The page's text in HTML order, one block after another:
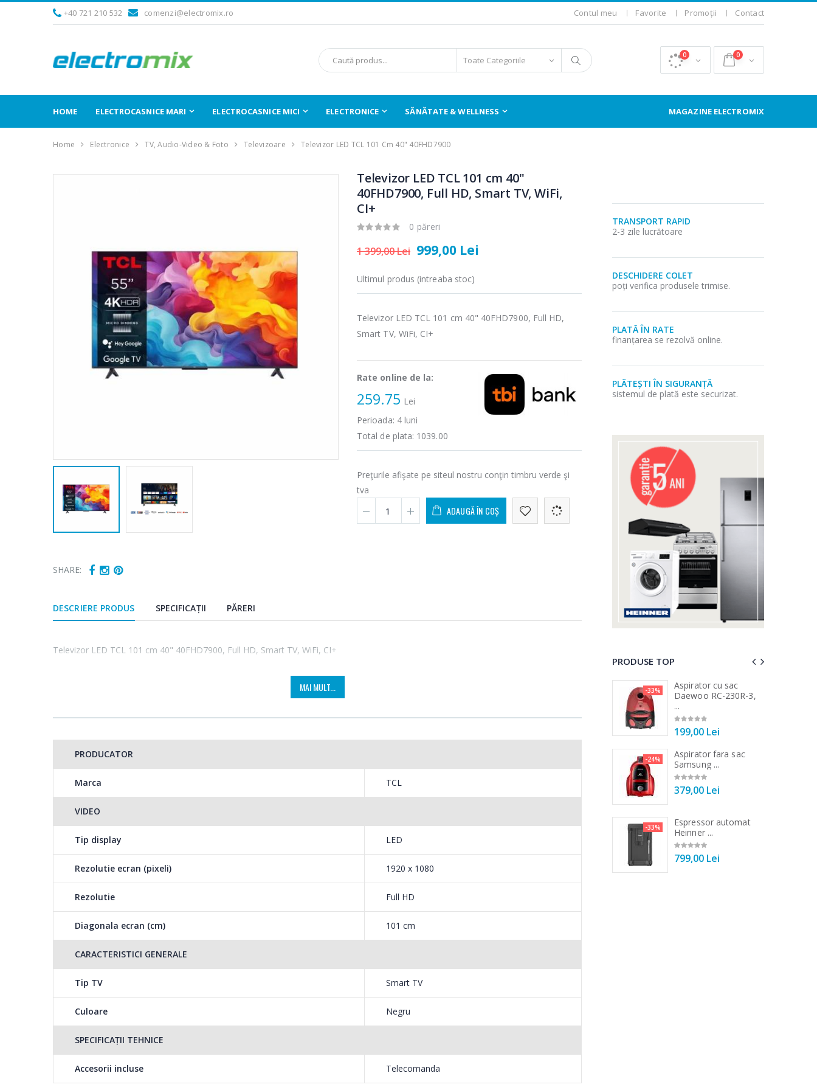
+40 721 210 532 comenzi@electromix.ro Contul meu Favorite Promoții Contact
0 0
HOME ELECTROCASNICE MARI ELECTROCASNICE MICI ELECTRONICE SĂNĂTATE & WELLNESS MAGAZINE ELECTROMIX
Home Electronice TV, Audio-Video & Foto Televizoare Televizor LED TCL 101 Cm 40" 40FHD7900
SHARE:
Televizor LED TCL 101 cm 40"
40FHD7900, Full HD, Smart TV, WiFi,
CI+
0 păreri
1 399,00 Lei 999,00 Lei
Ultimul produs (intreaba stoc)
Televizor LED TCL 101 cm 40" 40FHD7900, Full HD,
Smart TV, WiFi, CI+
Rate online de la:
259.75 Lei
Perioada: 4luni
Total de plata: 1039.00
Preţurile afişate pe siteul nostru conţin timbru verde şi
tva
ADAUGĂ ÎN COȘ
DESCRIERE PRODUS SPECIFICAȚII PĂRERI
Televizor LED TCL 101 cm 40" 40FHD7900, Full HD, Smart TV, WiFi, CI+
MAI MULT...
PRODUCATOR
Marca TCL
VIDEO
Tip display LED
Rezolutie ecran (pixeli) 1920 x 1080
Rezolutie Full HD
Diagonala ecran (cm) 101 cm
CARACTERISTICI GENERALE
Tip TV Smart TV
Culoare Negru
SPECIFICAȚII TEHNICE
Accesorii incluse Telecomanda
TRANSPORT RAPID
2-3 zile lucrătoare
DESCHIDERE COLET
poți verifica produsele trimise.
PLATĂ ÎN RATE
finanțarea se rezolvă online.
PLĂTEȘTI ÎN SIGURANȚĂ
sistemul de plată este securizat.
PRODUSE TOP
89,00 Lei
549,00 Lei
-33%
199,00 Lei
139,00 Lei
-14%
299,00 Lei
-33%
Aspirator cu sac
Daewoo RC-230R-3,
...
199,00 Lei
-24%
Aspirator fara sac
Samsung ...
379,00 Lei
-33%
Espressor automat
Heinner ...
799,00 Lei